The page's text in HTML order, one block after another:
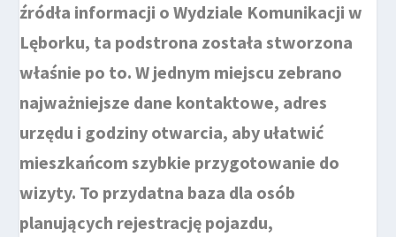
źródła informacji o Wydziale Komunikacji w
Lęborku, ta podstrona została stworzona
właśnie po to. W jednym miejscu zebrano
najważniejsze dane kontaktowe, adres
urzędu i godziny otwarcia, aby ułatwić
mieszkańcom szybkie przygotowanie do
wizyty. To przydatna baza dla osób
planujących rejestrację pojazdu,